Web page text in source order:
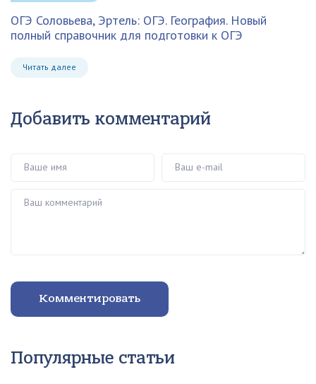
ОГЭ Соловьева, Эртель: ОГЭ. География. Новый
полный справочник для подготовки к ОГЭ
Читать далее
Добавить комментарий
Комментировать
Популярные статьи